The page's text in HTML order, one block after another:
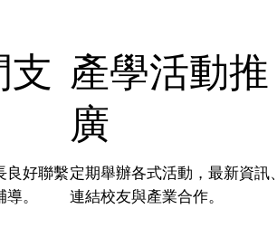
支
良好聯繫
。
產學活動推
廣
定期舉辦各式活動，最新資訊、
連結校友與產業合作。